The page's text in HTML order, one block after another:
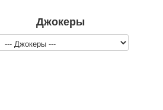
Джокеры